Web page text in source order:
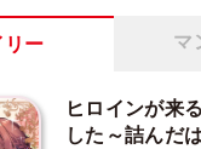
リー マ
ヒロインが来
した～詰んだ